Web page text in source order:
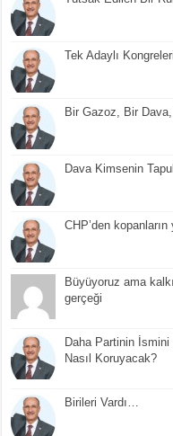
Tek Adaylı
Bir Gazoz, Bir
Dava Kimsenin
CHP’den
Büyüyoruz ama
gerçeği
Daha Partinin
Nasıl Koruyacak?
Birileri Vardı…